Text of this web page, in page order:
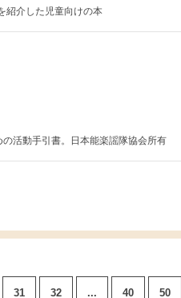
紹介した児童向けの本
活動手引書。日本能楽謡隊協会所有
31 32 ... 40 50